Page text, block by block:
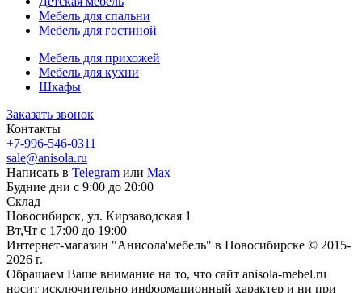
Мебель для спальни
Мебель для гостиной
Мебель для прихожей
Мебель для кухни
Шкафы
Заказать звонок
Контакты
+7-996-546-0311
sale@anisola.ru
Написать в Telegram или Max
Будние дни с 9:00 до 20:00
Склад
Новосибирск, ул. Кирзаводская 1
Вт,Чт с 17:00 до 19:00
Интернет-магазин "Анисола'мебель" в Новосибирске © 2015-
2026 г.
Обращаем Ваше внимание на то, что сайт anisola-mebel.ru
носит исключительно информационный характер и ни при